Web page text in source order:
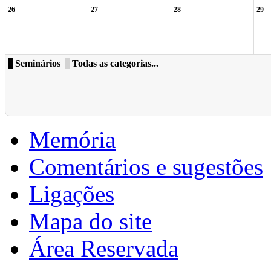
26 27 28 29
Seminários Todas as categorias...
Memória
Comentários e sugestões
Ligações
Mapa do site
Área Reservada